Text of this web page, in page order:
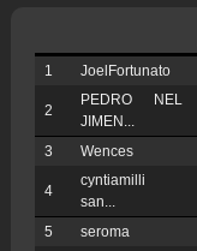
1
JoelFortunato
2
PEDRO NEL
JIMEN...
3 Wences
4
cyntiamilli
san...
5 seroma